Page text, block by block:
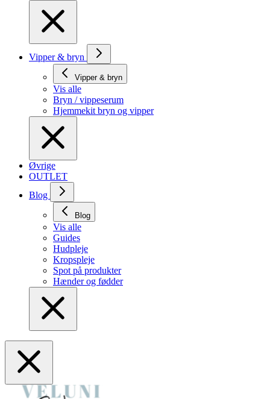
Vipper & bryn
Vipper & bryn
Vis alle
Bryn / vippeserum
Hjemmekit bryn og vipper
Øvrige
OUTLET
Blog
Blog
Vis alle
Guides
Hudpleje
Kropspleje
Spot på produkter
Hænder og fødder